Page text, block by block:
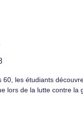
60, les étudiants
lors de la lutte contre la